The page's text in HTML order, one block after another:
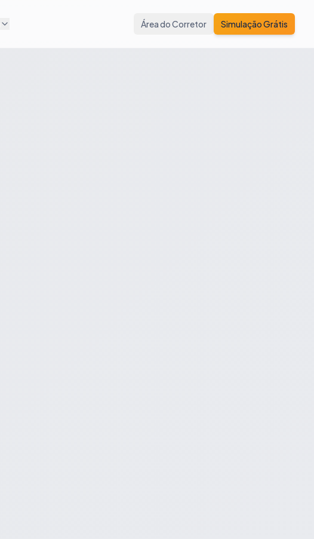
Área do Corretor Simulação Grátis